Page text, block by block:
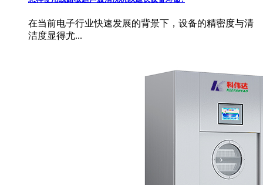
在当前电子行业快速发展的背景下，设备的精密度与清
洁度显得尤...